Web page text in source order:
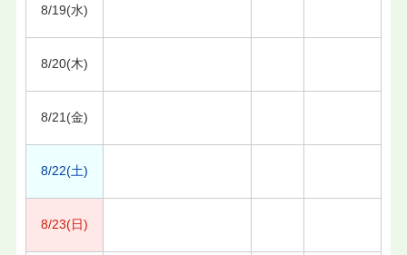
8/19(水)
8/20(木)
8/21(金)
8/22(土)
8/23(日)